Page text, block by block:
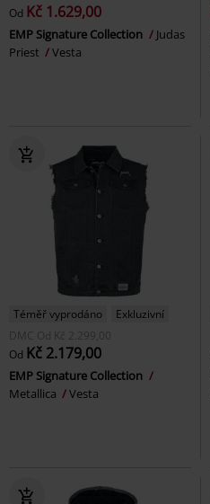
Od Kč 1.629,00
EMP Signature Collection
Judas
Priest
Vesta
Téměř vyprodáno
Exkluzivní
DMC Od Kč 2.299,00
Od Kč 2.179,00
EMP Signature Collection
Metallica
Vesta